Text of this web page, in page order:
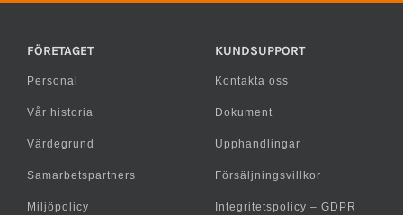
FÖRETAGET
Personal
Vår historia
Värdegrund
Samarbetspartners
Miljöpolicy
KUNDSUPPORT
Kontakta oss
Dokument
Upphandlingar
Försäljningsvillkor
Integritetspolicy – GDPR